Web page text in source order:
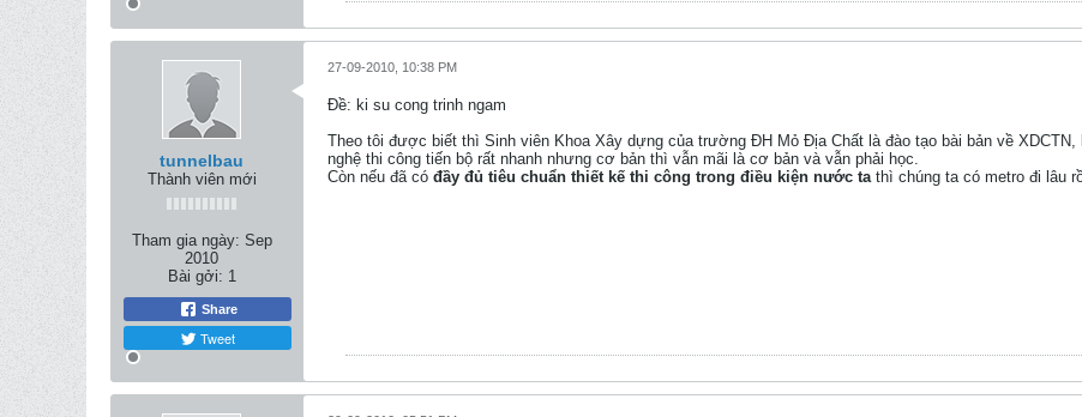
tunnelbau
Thành viên mới
Tham gia ngày: Sep
2010
Bài gởi: 1
Share
Tweet
27-09-2010, 10:38 PM
Ðề: ki su cong trinh ngam
Theo tôi được biết thì Sinh viên Khoa Xây dựng của trường ĐH Mỏ Địa Chất là đào tạo bài bản về
nghệ thi công tiến bộ rất nhanh nhưng cơ bản thì vẫn mãi là cơ bản và vẫn phải học.
Còn nếu đã có đầy đủ tiêu chuẩn thiết kế thi công trong điều kiện nước tathì chúng ta có metro đi lâu